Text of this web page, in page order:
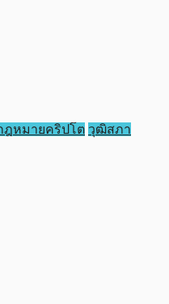
ฎหมายคริปโต วุฒิสภา